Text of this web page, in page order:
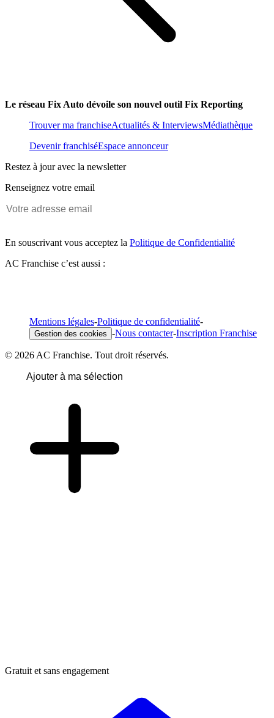
Le réseau Fix Auto dévoile son nouvel outil Fix Reporting
Trouver ma franchiseActualités & InterviewsMédiathèque
Devenir franchiséEspace annonceur
Restez à jour avec la newsletter
Renseignez votre email
En souscrivant vous acceptez la Politique de Confidentialité
AC Franchise c’est aussi :
Mentions légales-Politique de confidentialité-
Gestion des cookies -Nous contacter-Inscription Franchise
© 2026 AC Franchise. Tout droit réservés.
Ajouter à ma sélection
Gratuit et sans engagement